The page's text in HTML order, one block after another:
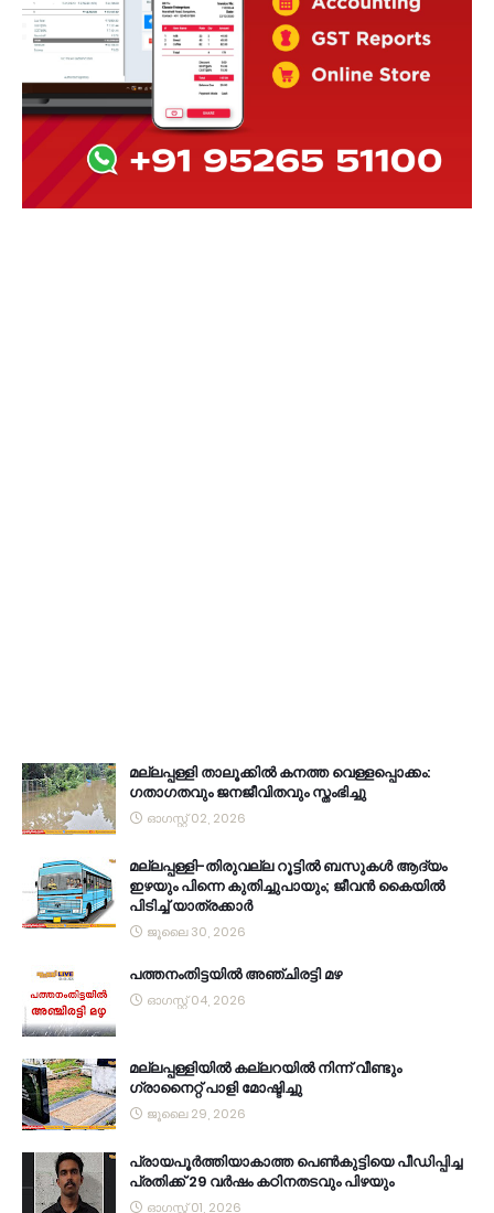
മല്ലപ്പള്ളി താലൂക്കിൽ കനത്ത വെള്ളപ്പൊക്കം:
ഗതാഗതവും ജനജീവിതവും സ്തംഭിച്ചു
ഓഗസ്റ്റ് 02, 2026
മല്ലപ്പള്ളി-തിരുവല്ല റൂട്ടിൽ ബസുകൾ ആദ്യം
ഇഴയും പിന്നെ കുതിച്ചുപായും; ജീവൻ കൈയിൽ
പിടിച്ച് യാത്രക്കാർ
ജൂലൈ 30, 2026
പത്തനംതിട്ടയിൽ അഞ്ചിരട്ടി മഴ
ഓഗസ്റ്റ് 04, 2026
മല്ലപ്പള്ളിയിൽ കല്ലറയിൽ നിന്ന് വീണ്ടും
ഗ്രാനൈറ്റ് പാളി മോഷ്ടിച്ചു
ജൂലൈ 29, 2026
പ്രായപൂർത്തിയാകാത്ത പെൺകുട്ടിയെ പീഡിപ്പിച്ച
പ്രതിക്ക് 29 വർഷം കഠിനതടവും പിഴയും
ഓഗസ്റ്റ് 01, 2026